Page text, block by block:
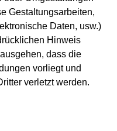
Gestaltungsarbeiten,
Daten, usw.)
Hinweis
dass die
vorliegt und
verletzt werden.